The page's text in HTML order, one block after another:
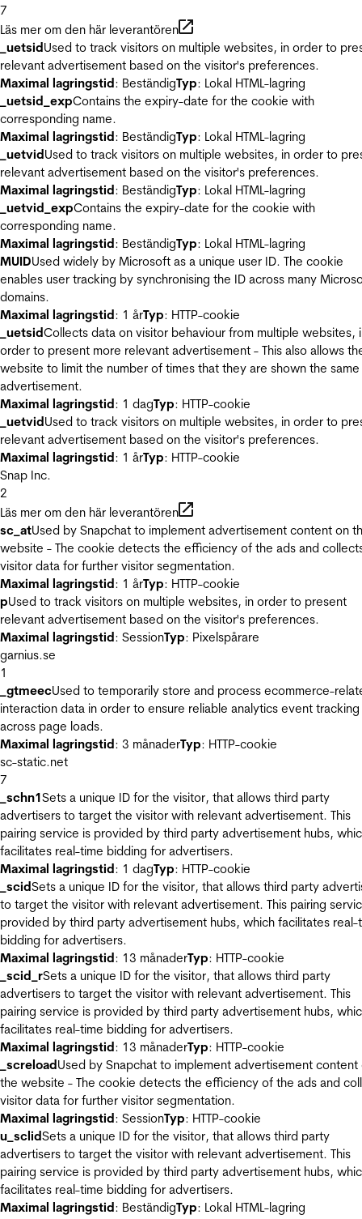
7
Läs mer om den här leverantören
_uetsidUsed to track visitors on multiple websites, in order to
relevant advertisement based on the visitor's preferences.
Maximal lagringstid: BeständigTyp: Lokal HTML-lagring
_uetsid_expContains the expiry-date for the cookie with
corresponding name.
Maximal lagringstid: BeständigTyp: Lokal HTML-lagring
_uetvidUsed to track visitors on multiple websites, in order to
relevant advertisement based on the visitor's preferences.
Maximal lagringstid: BeständigTyp: Lokal HTML-lagring
_uetvid_expContains the expiry-date for the cookie with
corresponding name.
Maximal lagringstid: BeständigTyp: Lokal HTML-lagring
MUIDUsed widely by Microsoft as a unique user ID. The cookie
enables user tracking by synchronising the ID across many
domains.
Maximal lagringstid: 1 årTyp: HTTP-cookie
_uetsidCollects data on visitor behaviour from multiple websites,
order to present more relevant advertisement - This also allows
website to limit the number of times that they are shown the same
advertisement.
Maximal lagringstid: 1 dagTyp: HTTP-cookie
_uetvidUsed to track visitors on multiple websites, in order to
relevant advertisement based on the visitor's preferences.
Maximal lagringstid: 1 årTyp: HTTP-cookie
Snap Inc.
2
Läs mer om den här leverantören
sc_atUsed by Snapchat to implement advertisement content on
website - The cookie detects the efficiency of the ads and
visitor data for further visitor segmentation.
Maximal lagringstid: 1 årTyp: HTTP-cookie
pUsed to track visitors on multiple websites, in order to present
relevant advertisement based on the visitor's preferences.
Maximal lagringstid: SessionTyp: Pixelspårare
garnius.se
1
_gtmeecUsed to temporarily store and process ecommerce-
interaction data in order to ensure reliable analytics event tracking
across page loads.
Maximal lagringstid: 3 månaderTyp: HTTP-cookie
sc-static.net
7
_schn1Sets a unique ID for the visitor, that allows third party
advertisers to target the visitor with relevant advertisement. This
pairing service is provided by third party advertisement hubs,
facilitates real-time bidding for advertisers.
Maximal lagringstid: 1 dagTyp: HTTP-cookie
_scidSets a unique ID for the visitor, that allows third party
to target the visitor with relevant advertisement. This pairing
provided by third party advertisement hubs, which facilitates real-
bidding for advertisers.
Maximal lagringstid: 13 månaderTyp: HTTP-cookie
_scid_rSets a unique ID for the visitor, that allows third party
advertisers to target the visitor with relevant advertisement. This
pairing service is provided by third party advertisement hubs,
facilitates real-time bidding for advertisers.
Maximal lagringstid: 13 månaderTyp: HTTP-cookie
_screloadUsed by Snapchat to implement advertisement content
the website - The cookie detects the efficiency of the ads and
visitor data for further visitor segmentation.
Maximal lagringstid: SessionTyp: HTTP-cookie
u_sclidSets a unique ID for the visitor, that allows third party
advertisers to target the visitor with relevant advertisement. This
pairing service is provided by third party advertisement hubs,
facilitates real-time bidding for advertisers.
Maximal lagringstid: BeständigTyp: Lokal HTML-lagring